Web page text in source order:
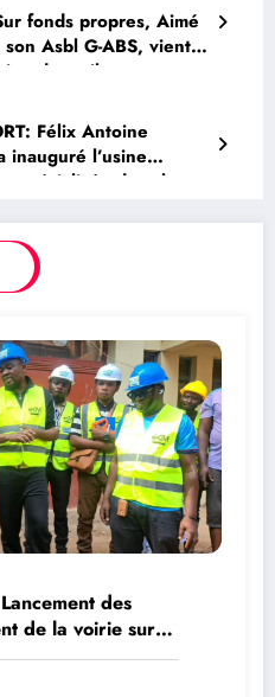
fonds propres, Aimé
Asbl G-ABS, vient
des toilettes
de Kadutu
Félix Antoine
inauguré l’usine
spécialisée dans le
Benz
des
de la voirie sur
Group
1200